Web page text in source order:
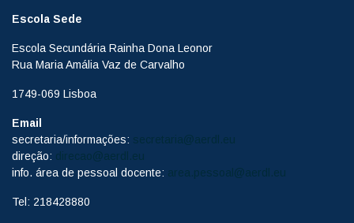
Escola Sede
Escola Secundária Rainha Dona Leonor
Rua Maria Amália Vaz de Carvalho
1749-069 Lisboa
Email
secretaria/informações: secretaria@aerdl.eu
direção: direcao@aerdl.eu
info. área de pessoal docente: area.pessoal@aerdl.eu
Tel: 218428880